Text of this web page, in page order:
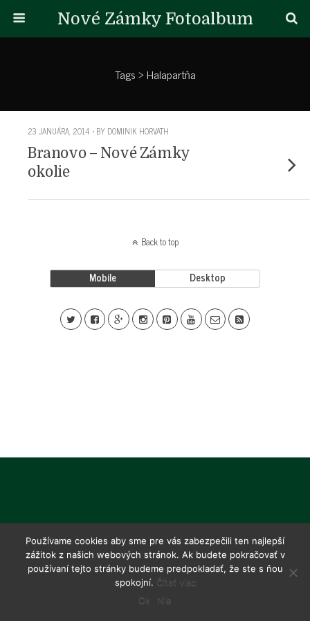
Nové Zámky Fotoalbum
Tags › Halapartňa
23 JANUÁRA, 2014 • BY DOMINIK HORVATH
Branovo – Nové Zámky
okolie
Back to top
Mobile Desktop
Používame cookies aby sme pre vás zabezpečili ten najlepší
zážitok z našich webových stránok. Ak budete pokračovať v
používaní tejto stránky budeme predpokladať, že ste s ňou
spokojní. Čítať viac
Ok
Nie